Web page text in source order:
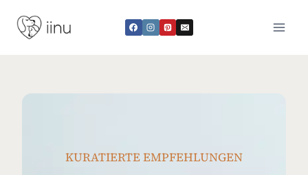
Inhalt
springen
KURATIERTE EMPFEHLUNGEN